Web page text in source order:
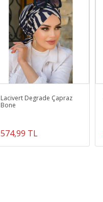
Lacivert Degrade Çapraz
Bone
574,99 TL